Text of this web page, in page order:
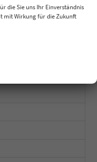
die Sie uns Ihr Einverständnis
mit Wirkung für die Zukunft